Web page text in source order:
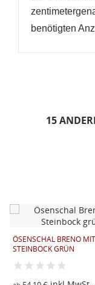
benötigten
15
ÖSENSCHAL BRENO MIT
STEINBOCK GRÜN